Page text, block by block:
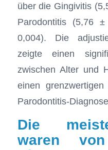
über die Gingivitis
Parodontitis (5,76
0,004). Die
zeigte einen
zwischen Alter und
einen
Parodontitis-
Die
waren